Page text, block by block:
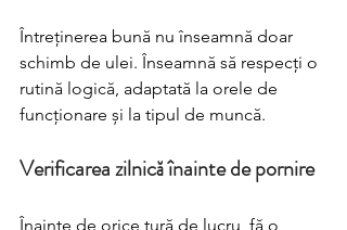
Întreținerea bună nu înseamnă doar
schimb de ulei. Înseamnă să respecți o
rutină logică, adaptată la orele de
funcționare și la tipul de muncă.
Verificarea zilnică înainte de pornire
Înainte de orice tură de lucru, fă o